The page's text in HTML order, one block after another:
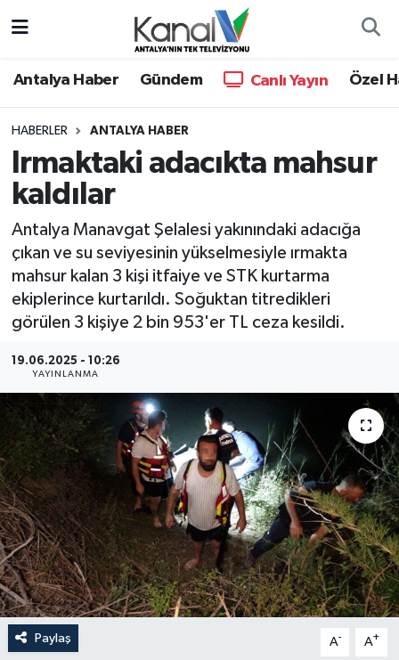
Antalya Haber Gündem Canlı Yayın Özel
HABERLER ANTALYA HABER
Irmaktaki adacıkta mahsur
kaldılar
Antalya Manavgat Şelalesi yakınındaki adacığa
çıkan ve su seviyesinin yükselmesiyle ırmakta
mahsur kalan 3 kişi itfaiye ve STK kurtarma
ekiplerince kurtarıldı. Soğuktan titredikleri
görülen 3 kişiye 2 bin 953'er TL ceza kesildi.
19.06.2025 - 10:26
YAYINLANMA
Paylaş A- A+
Antalya Haber
Dünya
Eğitim
Ekonomi
Gündem
Haberler
KANALV Spor
Kültür Sanat
Magazin
Öğle Bülteni
Hava Durumu
Trafik Durumu
Süper Lig Puan Durumu ve Fikstür
Tüm Manşetler
Son Dakika Haberleri